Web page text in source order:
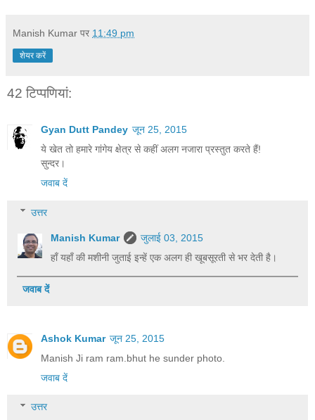
Manish Kumar पर 11:49 pm
शेयर करें
42 टिप्‍पणियां:
Gyan Dutt Pandey जून 25, 2015
ये खेत तो हमारे गांगेय क्षेत्र से कहीं अलग नजारा प्रस्तुत करते हैं!
सुन्दर।
जवाब दें
उत्तर
Manish Kumar
जुलाई 03, 2015
हाँ यहाँ की मशीनी जुताई इन्हें एक अलग ही खूबसूरती से भर देती है।
जवाब दें
Ashok Kumar जून 25, 2015
Manish Ji ram ram.bhut he sunder photo.
जवाब दें
उत्तर